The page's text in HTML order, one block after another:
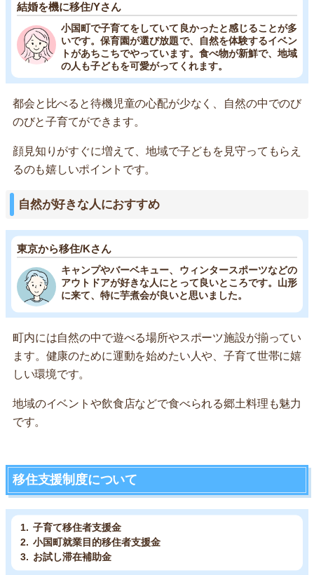
結婚を機に移住/Yさん
小国町で子育てをしていて良かったと感じることが多
いです。保育園が選び放題で、自然を体験するイベン
トがあちこちでやっています。食べ物が新鮮で、地域
の人も子どもを可愛がってくれます。
都会と比べると待機児童の心配が少なく、自然の中でのび
のびと子育てができます。
顔見知りがすぐに増えて、地域で子どもを見守ってもらえ
るのも嬉しいポイントです。
自然が好きな人におすすめ
東京から移住/Kさん
キャンプやバーベキュー、ウィンタースポーツなどの
アウトドアが好きな人にとって良いところです。山形
に来て、特に芋煮会が良いと思いました。
町内には自然の中で遊べる場所やスポーツ施設が揃ってい
ます。健康のために運動を始めたい人や、子育て世帯に嬉
しい環境です。
地域のイベントや飲食店などで食べられる郷土料理も魅力
です。
移住支援制度について
子育て移住者支援金
小国町就業目的移住者支援金
お試し滞在補助金